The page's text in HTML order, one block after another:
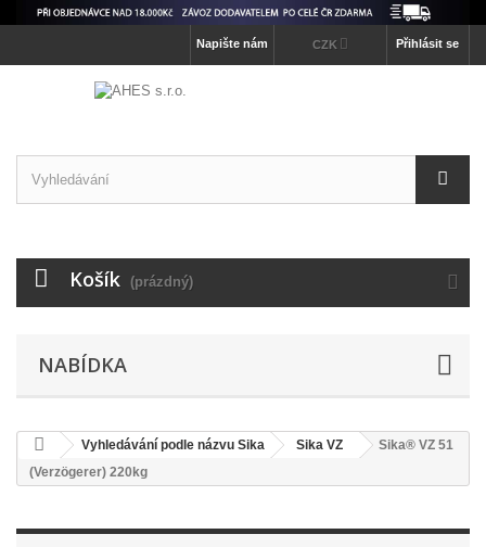
Přihlásit se
CZK
Napište nám
Košík (prázdný)
NABÍDKA
Vyhledávání podle názvu Sika Sika VZ
Sika® VZ 51
(Verzögerer) 220kg